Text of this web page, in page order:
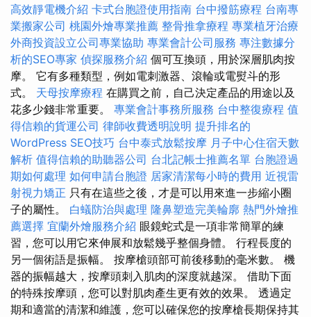
高效靜電機介紹 卡式台胞證使用指南 台中撥筋療程 台南專
業搬家公司 桃園外燴專業推薦 整骨推拿療程 專業植牙治療
外商投資設立公司專業協助 專業會計公司服務 專注數據分
析的SEO專家 偵探服務介紹 個可互換頭，用於深層肌肉按
摩。 它有多種類型，例如電刺激器、滾輪或電熨斗的形
式。 天母按摩療程 在購買之前，自己決定產品的用途以及
花多少錢非常重要。 專業會計事務所服務 台中整復療程 值
得信賴的貨運公司 律師收費透明說明 提升排名的
WordPress SEO技巧 台中泰式放鬆按摩 月子中心住宿天數
解析 值得信賴的助聽器公司 台北記帳士推薦名單 台胞證過
期如何處理 如何申請台胞證 居家清潔每小時的費用 近視雷
射視力矯正 只有在這些之後，才是可以用來進一步縮小圈
子的屬性。 白蟻防治與處理 隆鼻塑造完美輪廓 熱門外燴推
薦選擇 宜蘭外燴服務介紹 眼鏡蛇式是一項非常簡單的練
習，您可以用它來伸展和放鬆幾乎整個身體。 行程長度的
另一個術語是振幅。 按摩槍頭部可前後移動的毫米數。 機
器的振幅越大，按摩頭刺入肌肉的深度就越深。 借助下面
的特殊按摩頭，您可以對肌肉產生更有效的效果。 透過定
期和適當的清潔和維護，您可以確保您的按摩槍長期保持其